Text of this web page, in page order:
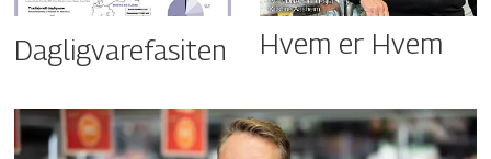
Dagligvarefasiten Hvem er Hvem